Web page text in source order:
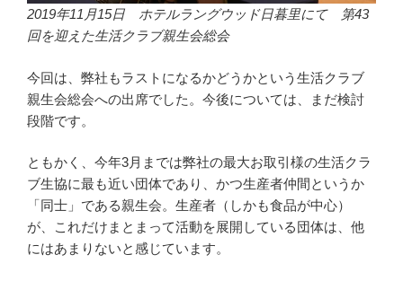
2019年11月15日 ホテルラングウッド日暮里にて 第43
回を迎えた生活クラブ親生会総会
今回は、弊社もラストになるかどうかという生活クラブ
親生会総会への出席でした。今後については、まだ検討
段階です。
ともかく、今年3月までは弊社の最大お取引様の生活クラ
ブ生協に最も近い団体であり、かつ生産者仲間というか
「同士」である親生会。生産者（しかも食品が中心）
が、これだけまとまって活動を展開している団体は、他
にはあまりないと感じています。